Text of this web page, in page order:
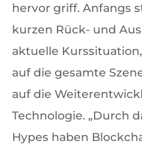
hervor griff. Anfangs
kurzen Rück- und
aktuelle
auf die gesamte
auf die
Technologie. „Durch
Hypes haben